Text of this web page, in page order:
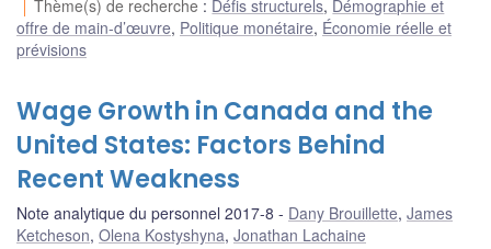
Thème(s) de recherche : Défis structurels, Démographie et
offre de main-d’œuvre, Politique monétaire, Économie réelle et
prévisions
Wage Growth in Canada and the
United States: Factors Behind
Recent Weakness
Note analytique du personnel 2017-8 Dany Brouillette, James
Ketcheson, Olena Kostyshyna, Jonathan Lachaine